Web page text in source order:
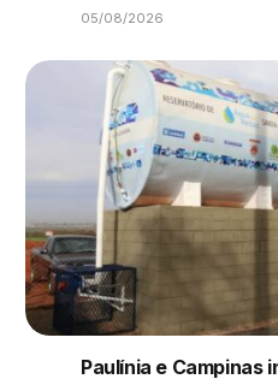
05/08/2026
Paulínia e Campinas